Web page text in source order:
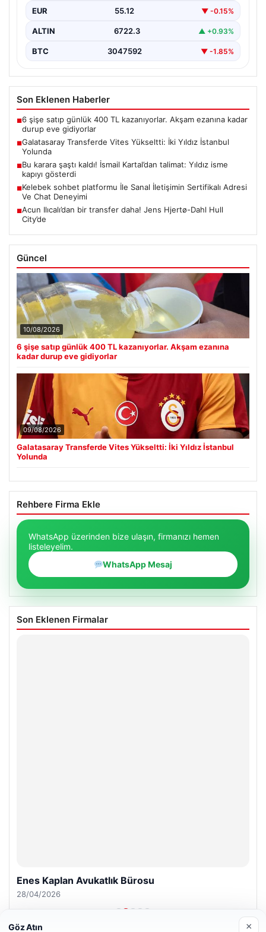
EUR 55.12 ▼ -0.15%
ALTIN 6722.3 ▲ +0.93%
BTC 3047592 ▼ -1.85%
Son Eklenen Haberler
■6 şişe satıp günlük 400 TL kazanıyorlar. Akşam ezanına kadar
durup eve gidiyorlar
■Galatasaray Transferde Vites Yükseltti: İki Yıldız İstanbul
Yolunda
■Bu karara şaştı kaldı! İsmail Kartal’dan talimat: Yıldız isme
kapıyı gösterdi
■Kelebek sohbet platformu İle Sanal İletişimin Sertifikalı Adresi
Ve Chat Deneyimi
■Acun Ilıcalı’dan bir transfer daha! Jens Hjertø-Dahl Hull
City’de
Güncel
10/08/2026
6 şişe satıp günlük 400 TL kazanıyorlar. Akşam ezanına
kadar durup eve gidiyorlar
09/08/2026
Galatasaray Transferde Vites Yükseltti: İki Yıldız İstanbul
Yolunda
Rehbere Firma Ekle
WhatsApp üzerinden bize ulaşın, firmanızı hemen
listeleyelim.
WhatsApp Mesaj
Son Eklenen Firmalar
Enes Kaplan Avukatlık Bürosu
28/04/2026
Göz Atın ×